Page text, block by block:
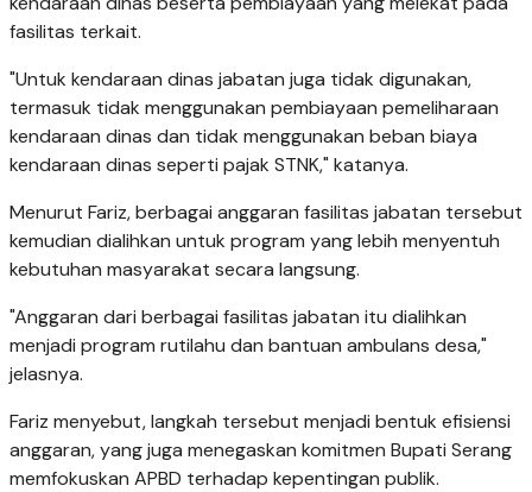
fasilitas terkait.
"Untuk kendaraan dinas jabatan juga tidak digunakan,
termasuk tidak menggunakan pembiayaan pemeliharaan
kendaraan dinas dan tidak menggunakan beban biaya
kendaraan dinas seperti pajak STNK," katanya.
Menurut Fariz, berbagai anggaran fasilitas jabatan tersebut
kemudian dialihkan untuk program yang lebih menyentuh
kebutuhan masyarakat secara langsung.
"Anggaran dari berbagai fasilitas jabatan itu dialihkan
menjadi program rutilahu dan bantuan ambulans desa,"
jelasnya.
Fariz menyebut, langkah tersebut menjadi bentuk efisiensi
anggaran, yang juga menegaskan komitmen Bupati Serang
memfokuskan APBD terhadap kepentingan publik.